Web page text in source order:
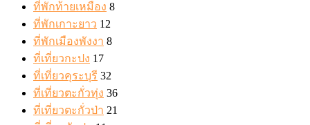
ที่พักท้ายเหมือง 8
ที่พักเกาะยาว 12
ที่พักเมืองพังงา 8
ที่เที่ยวกะปง 17
ที่เที่ยวคุระบุรี 32
ที่เที่ยวตะกั่วทุ่ง 36
ที่เที่ยวตะกั่วป่า 21